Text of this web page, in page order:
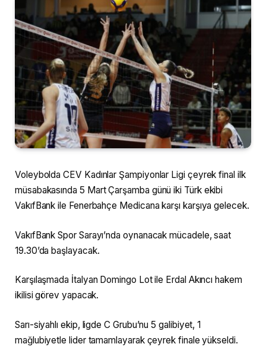
Voleybolda CEV Kadınlar Şampiyonlar Ligi çeyrek final ilk
müsabakasında 5 Mart Çarşamba günü iki Türk ekibi
VakıfBank ile Fenerbahçe Medicana karşı karşıya gelecek.
VakıfBank Spor Sarayı’nda oynanacak mücadele, saat
19.30’da başlayacak.
Karşılaşmada İtalyan Domingo Lot ile Erdal Akıncı hakem
ikilisi görev yapacak.
Sarı-siyahlı ekip, ligde C Grubu’nu 5 galibiyet, 1
mağlubiyetle lider tamamlayarak çeyrek finale yükseldi.